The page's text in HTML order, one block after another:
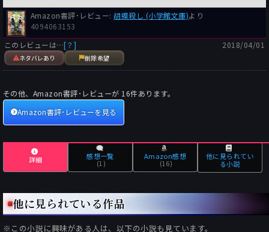
Amazon書評･レビュー:胡蝶殺し (小学館文庫)より
4094063153
このレビューは…[？]
ネタバレあり 削除希望
2018/04/01
その他、Amazon書評･レビューが16件あります。
Amazon書評･レビューを見る
詳細 感想一覧
(1)
Amazon感想
(16)
他に見られてい
る小説
他に見られている作品
※この小説に興味がある人は、以下の小説も見ています。